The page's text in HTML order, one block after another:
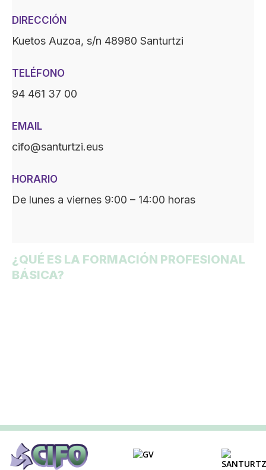
DIRECCIÓN
Kuetos Auzoa, s/n 48980 Santurtzi
TELÉFONO
94 461 37 00
EMAIL
cifo@santurtzi.eus
HORARIO
De lunes a viernes 9:00 – 14:00 horas
¿QUÉ ES LA FORMACIÓN PROFESIONAL
BÁSICA?